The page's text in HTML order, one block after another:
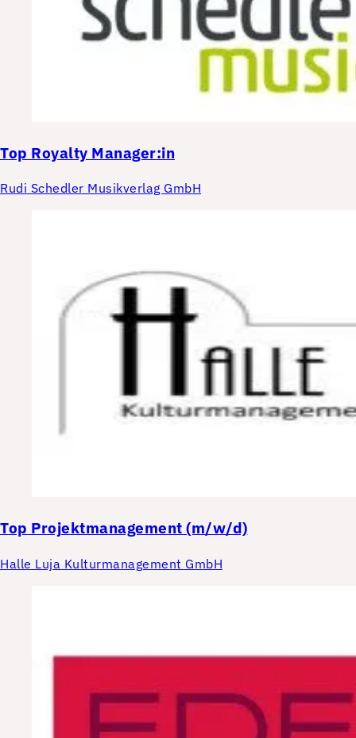
Top Royalty Manager:in
Rudi Schedler Musikverlag GmbH
Top Projektmanagement (m/w/d)
Halle Luja Kulturmanagement GmbH